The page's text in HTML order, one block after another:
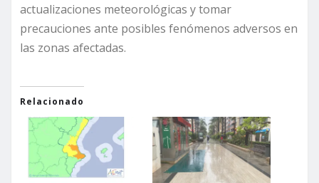
actualizaciones meteorológicas y tomar
precauciones ante posibles fenómenos adversos en
las zonas afectadas.
Relacionado